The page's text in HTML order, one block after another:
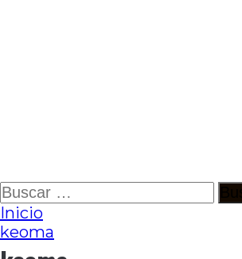
Ir
al
contenido
Buscar:
Inicio
keoma